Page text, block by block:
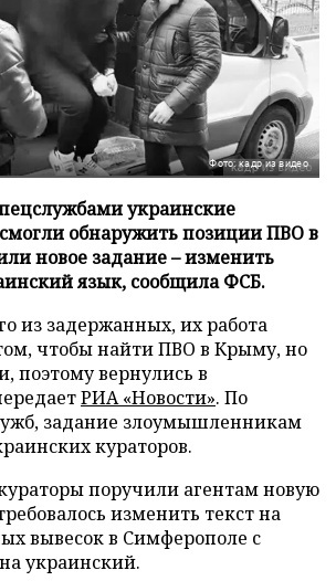
Фото: кадр из видео
украинские
обнаружить позиции ПВО в
новое задание – изменить
язык, сообщила ФСБ.
из задержанных, их работа
чтобы найти ПВО в Крыму, но
поэтому вернулись в
РИА «Новости». По
задание злоумышленникам
кураторов.
поручили агентам новую
изменить текст на
вывесок в Симферополе с
украинский.